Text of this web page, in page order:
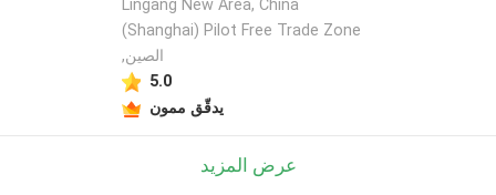
Lingang New Area, China
(Shanghai) Pilot Free Trade Zone
,الصين
5.0
يدقّق ممون
عرض المزيد